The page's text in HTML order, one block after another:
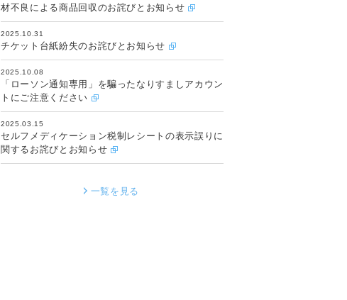
材不良による商品回収のお詫びとお知らせ
2025.10.31
チケット台紙紛失のお詫びとお知らせ
2025.10.08
「ローソン通知専用」を騙ったなりすましアカウン
トにご注意ください
2025.03.15
セルフメディケーション税制レシートの表示誤りに
関するお詫びとお知らせ
一覧を見る